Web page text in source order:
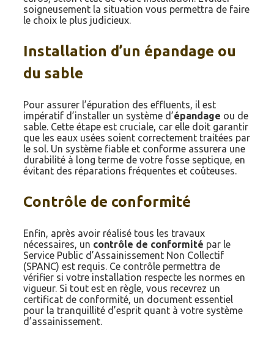
soigneusement la situation vous permettra de faire
le choix le plus judicieux.
Installation d’un épandage ou
du sable
Pour assurer l’épuration des effluents, il est
impératif d’installer un système d’épandage ou de
sable. Cette étape est cruciale, car elle doit garantir
que les eaux usées soient correctement traitées par
le sol. Un système fiable et conforme assurera une
durabilité à long terme de votre fosse septique, en
évitant des réparations fréquentes et coûteuses.
Contrôle de conformité
Enfin, après avoir réalisé tous les travaux
nécessaires, un contrôle de conformité par le
Service Public d’Assainissement Non Collectif
(SPANC) est requis. Ce contrôle permettra de
vérifier si votre installation respecte les normes en
vigueur. Si tout est en règle, vous recevrez un
certificat de conformité, un document essentiel
pour la tranquillité d’esprit quant à votre système
d’assainissement.